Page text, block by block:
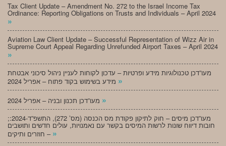
Tax Client Update – Amendment No. 272 to the Israel Income Tax
Ordinance: Reporting Obligations on Trusts and Individuals – April 2024
»
Aviation Law Client Update – Successful Representation of Wizz Air in
Supreme Court Appeal Regarding Unrefunded Airport Taxes – April 2024
»
מעו”דכן טכנולוגיות מידע ופרטיות – עדכון לקוחות לעניין ניהול סיכוני אבטחת
»
»
;מעו”דכן מיסים – חוק לתיקון פקודת מס הכנסה (מס’ 272), התשפ”ד-2024:
חובות דיווח שונות לרשות המיסים בקשר עם נאמנויות, עולים חדשים ותושבים
חוזרים ותיקים – »